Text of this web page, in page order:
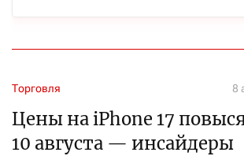
Торговля 8
Цены на iPhone 17
10 августа — инсайдеры